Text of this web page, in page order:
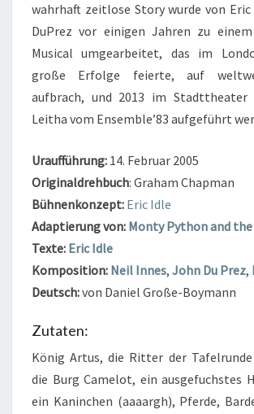
wahrhaft zeitlose Story wurde von
DuPrez vor einigen Jahren zu einem
Musical umgearbeitet, das im
große Erfolge feierte, auf
aufbrach, und 2013 im Stadttheater
Leitha vom Ensemble’83 aufgeführt
Uraufführung: 14. Februar 2005
Originaldrehbuch: Graham Chapman
Bühnenkonzept: Eric Idle
Adaptierung von: Monty Python and
Texte: Eric Idle
Komposition: Neil Innes, John Du Prez,
Deutsch:von Daniel Große-Boymann
Zutaten:
König Artus, die Ritter der
die Burg Camelot, ein ausgefuchstes
ein Kaninchen (aaaargh), Pferde,